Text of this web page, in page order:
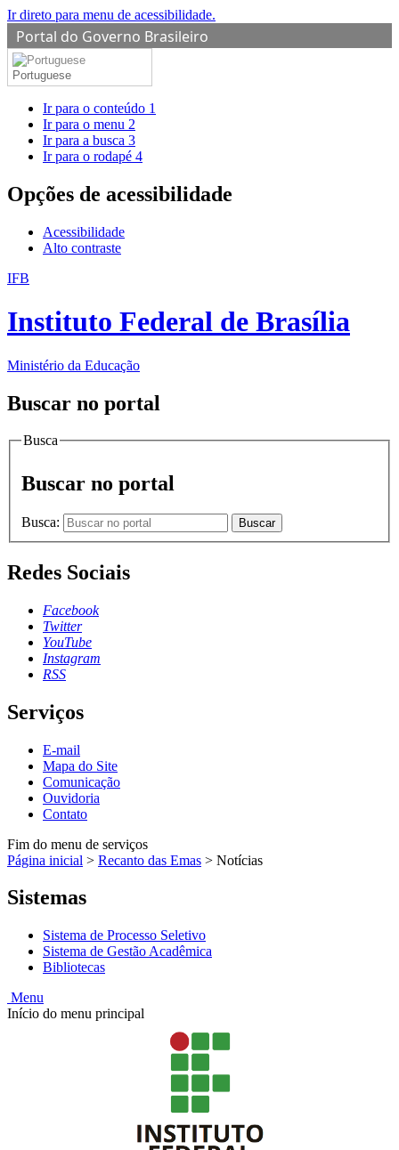
Ir direto para menu de acessibilidade.
Portal do Governo Brasileiro
Portuguese
Ir para o conteúdo 1
Ir para o menu 2
Ir para a busca 3
Ir para o rodapé 4
Opções de acessibilidade
Acessibilidade
Alto contraste
IFB
Instituto Federal de Brasília
Ministério da Educação
Buscar no portal
Busca
Buscar no portal
Busca: Buscar
Redes Sociais
Facebook
Twitter
YouTube
Instagram
RSS
Serviços
E-mail
Mapa do Site
Comunicação
Ouvidoria
Contato
Fim do menu de serviços
Página inicial > Recanto das Emas > Notícias
Sistemas
Sistema de Processo Seletivo
Sistema de Gestão Acadêmica
Bibliotecas
Menu
Início do menu principal